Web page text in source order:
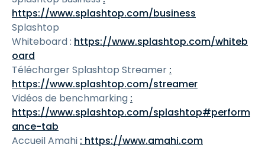
https://www.splashtop.com/business
Splashtop
Whiteboard : https://www.splashtop.com/whiteb
oard
Télécharger Splashtop Streamer :
https://www.splashtop.com/streamer
Vidéos de benchmarking :
https://www.splashtop.com/splashtop#perform
ance-tab
Accueil Amahi : https://www.amahi.com